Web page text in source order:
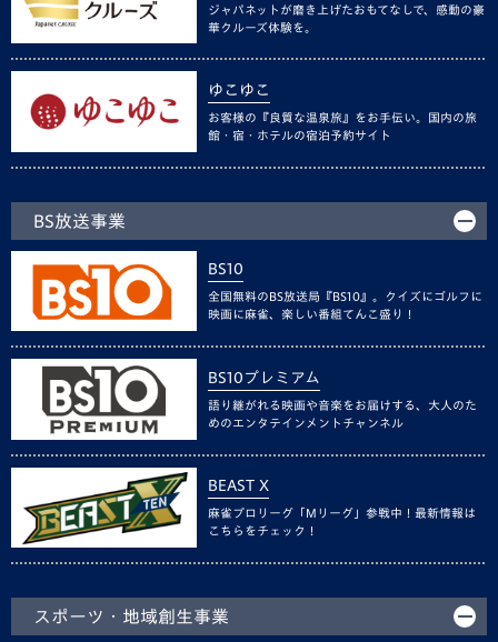
ジャパネットが磨き上げたおもてなしで、感動の豪
華クルーズ体験を。
ゆこゆこ
お客様の『良質な温泉旅』をお手伝い。国内の旅
館・宿・ホテルの宿泊予約サイト
BS放送事業
BS10
全国無料のBS放送局『BS10』。クイズにゴルフに
映画に麻雀、楽しい番組てんこ盛り！
BS10プレミアム
語り継がれる映画や音楽をお届けする、大人のた
めのエンタテインメントチャンネル
BEAST X
麻雀プロリーグ「Mリーグ」参戦中！最新情報は
こちらをチェック！
スポーツ・地域創生事業